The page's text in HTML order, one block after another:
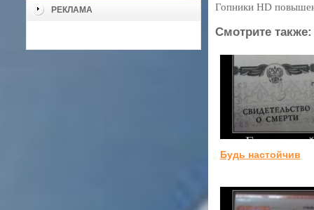
РЕКЛАМА Гопники HD
Смотрите также:
Будь настойчив